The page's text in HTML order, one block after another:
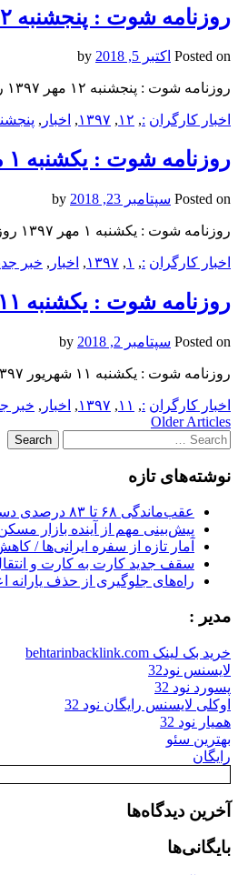
روزنامه شوت : پنجشنبه ۱۲ مهر ۱۳۹۷
Posted on اکتبر 5, 2018
روزنامه شوت : پنجشنبه ۱۲ مهر ۱۳۹۷ روزنامه شوت : پنجشنبه ۱۲ مهر ۱۳۹۷ روزنامه شوت : پنجشنبه ۱۲ مهر ۱۳۹۷
اخبار کارگران :
, ۱۲, ۱۳۹۷, اخبار ,
روزنامه شوت : یکشنبه‌ ۱ مهر ۱۳۹۷
Posted on سپتامبر 23, 2018
روزنامه شوت : یکشنبه‌ ۱ مهر ۱۳۹۷ روزنامه شوت : یکشنبه‌ ۱ مهر ۱۳۹۷ روزنامه شوت : یکشنبه‌ ۱ مهر ۱۳۹۷
اخبار کارگران :
, ۱, ۱۳۹۷, اخبار , خبر
روزنامه شوت : یکشنبه‌ ۱۱ شهريور ۱۳۹۷
Posted on سپتامبر 2, 2018
روزنامه شوت : یکشنبه‌ ۱۱ شهريور ۱۳۹۷ روزنامه شوت : یکشنبه‌ ۱۱ شهريور ۱۳۹۷ روزنامه شوت : یکشنبه‌ ۱۱ شهريور ۱۳۹۷
اخبار کارگران :
, ۱۱, ۱۳۹۷, اخبار , خبر
Post
navigation
Older Articles
Search
for:
نوشته‌های تازه
عقب‌ماندگی ۶۸ تا ۸۳ درصدی دستمزد/ گرانی بنزین سفره‌های خالی کارگران را ذوب می‌کند
پیش‌بینی مهم از آینده بازار
آمار تازه از سفره ایرانی‌ها /
سقف جدید کارت به کارت و
راه‌های جلوگیری از حذف یارانه
مدیر :
خرید بک لینک behtarinbacklink.com
لایسنس نود32
پسورد نود 32
اوکلی لایسنس رایگان نود 32
همیار نود 32
بهترین سئو
رایگان
آخرین دیدگاه‌ها
بایگانی‌ها